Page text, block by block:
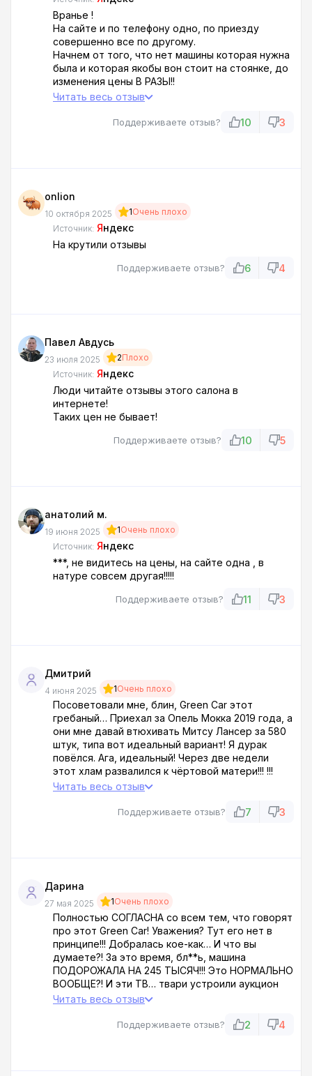
Вранье !
На сайте и по телефону одно, по приезду
совершенно все по другому.
Начнем от того, что нет машины которая нужна
была и которая якобы вон стоит на стоянке, до
изменения цены В РАЗЫ!!
Не поеду никогда!!!
Читать весь отзыв
Поддерживаете отзыв? 10 3
onlion
10 октября 2025 1Очень плохо
Источник: Яндекс
На крутили отзывы
Поддерживаете отзыв? 6 4
Павел Авдусь
23 июля 2025 2Плохо
Источник: Яндекс
Люди читайте отзывы этого салона в
интернете!
Таких цен не бывает!
Поддерживаете отзыв? 10 5
анатолий м.
19 июня 2025 1Очень плохо
Источник: Яндекс
***, не видитесь на цены, на сайте одна , в
натуре совсем другая!!!!!
Поддерживаете отзыв? 11 3
Дмитрий
4 июня 2025 1Очень плохо
Посоветовали мне, блин, Green Car этот
гребаный… Приехал за Опель Мокка 2019 года, а
они мне давай втюхивать Митсу Лансер за 580
штук, типа вот идеальный вариант! Я дурак
повёлся. Ага, идеальный! Через две недели
этот хлам развалился к чёртовой матери!!! !!!
Вариатор сдох нафиг, движок масло жрёт как
встрял по полной!
Читать весь отзыв
Поддерживаете отзыв? 7 3
Дарина
27 мая 2025 1Очень плохо
Полностью СОГЛАСНА со всем тем, что говорят
про этот Green Car! Уважения? Тут его нет в
принципе!!! Добралась кое-как… И что вы
думаете?! За это время, бл**ь, машина
ПОДОРОЖАЛА НА 245 ТЫСЯЧ!!! Это НОРМАЛЬНО
ВООБЩЕ?! И эти ТВ… твари устроили аукцион
прямо передо мной!!! Говорят: А у нас ещё
проваливай!!! Более наглого и откровенного
Читать весь отзыв
Поддерживаете отзыв? 2 4